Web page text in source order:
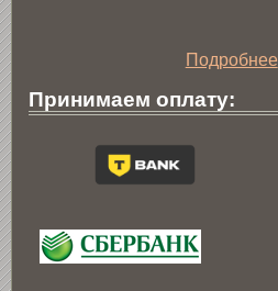
Подробнее
Принимаем оплату: